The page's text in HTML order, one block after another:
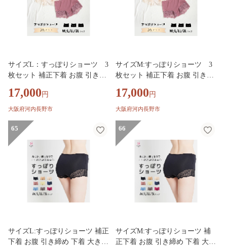
サイズL：すっぽりショーツ 3
枚セット 補正下着 お腹 引き締
響かない レディース 下腹 レー
ス レースショーツ 深め HEAVE
17,000 円
大阪府河内長野市
サイズM:すっぽりショーツ 3
枚セット 補正下着 お腹 引き締
響かない レディース 下腹 レー
ス レースショーツ 深め HEAVE
17,000 円
大阪府河内長野市
65
サイズL:すっぽりショーツ 補正
下着 お腹 引き締め 下着 大きい
66
サイズM:すっぽりショーツ 補
正下着 お腹 引き締め 下着 大き